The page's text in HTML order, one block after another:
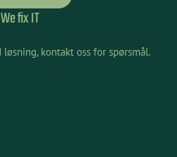
We fix IT
kontakt oss for spørsmål.